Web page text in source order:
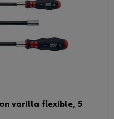
varilla flexible, 5